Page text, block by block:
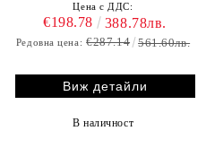
Цена с ДДС:
€198.78 388.78лв.
Редовна цена: €287.14 561.60лв.
Виж детайли
В наличност